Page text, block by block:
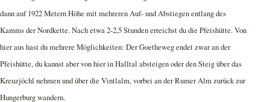
dann auf 1922 Metern Höhe mit mehreren Auf- und Abstiegen entlang des
Kamms der Nordkette. Nach etwa 2-2,5 Stunden erreichst du die Pfeishütte. Von
hier aus hast du mehrere Möglichkeiten: Der Goetheweg endet zwar an der
Pfeishütte, du kannst aber von hier in Halltal absteigen oder den Steig über das
Kreuzjöchl nehmen und über die Vintlalm, vorbei an der Rumer Alm zurück zur
Hungerburg wandern.